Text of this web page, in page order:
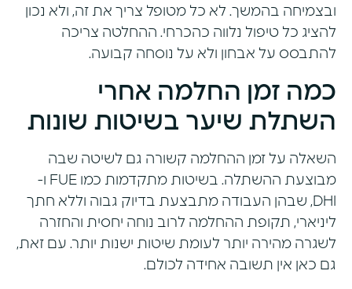
ובצמיחה בהמשך. לא כל מטופל צריך את זה, ולא נכון
להציג כל טיפול נלווה כהכרחי. ההחלטה צריכה
להתבסס על אבחון ולא על נוסחה קבועה.
כמה זמן החלמה אחרי
השתלת שיער בשיטות שונות
השאלה על זמן ההחלמה קשורה גם לשיטה שבה
מבוצעת ההשתלה. בשיטות מתקדמות כמו
FUE ו-
DHI, שבהן העבודה מתבצעת בדיוק גבוה וללא חתך
ליניארי, תקופת ההחלמה לרוב נוחה יחסית והחזרה
לשגרה מהירה יותר לעומת שיטות ישנות יותר. עם זאת,
גם כאן אין תשובה אחידה לכולם.